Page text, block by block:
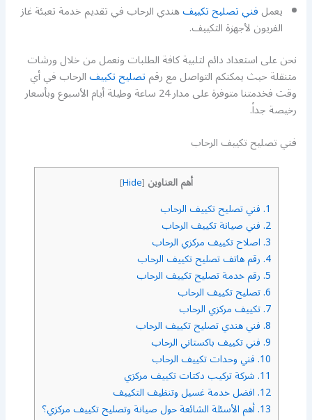
يعملفني تصليح تكييفهندي الرحاب في تقديم خدمة تعبئة غاز
الفريون لأجهزة التكييف.
نحن على استعداد دائم لتلبية كافة الطلبات ونعمل من خلال ورشات
متنقلة حيث يمكنكم التواصل مع رقمتصليح تكييفالرحاب في أي
وقت فخدمتنا متوفرة على مدار 24 ساعة وطيلة أيام الأسبوع وبأسعار
رخيصة جداً.
فني تصليح تكييف الرحاب
أهم العناوين [
Hide
]
1. فني تصليح تكييف الرحاب
2. فني صيانة تكييف الرحاب
3. اصلاح تكييف مركزي الرحاب
4. رقم هاتف تصليح تكييف الرحاب
5. رقم خدمة تصليح تكييف الرحاب
6. تصليح تكييف الرحاب
7. تكييف مركزي الرحاب
8. فني هندي تصليح تكييف الرحاب
9. فني تكييف باكستاني الرحاب
10. فني وحدات تكييف الرحاب
11. شركة تركيب دكتات تكييف مركزي
12. افضل خدمة غسيل وتنظيف التكييف
13. أهم الأسئلة الشائعة حول صيانة وتصليح تكييف مركزي؟